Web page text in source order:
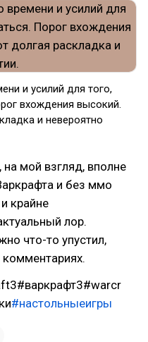
и усилий для того,
вхождения высокий.
и невероятно
на мой взгляд, вполне
и без ммо
крайне
лор.
что-то упустил,
комментариях.
#настольныеигры